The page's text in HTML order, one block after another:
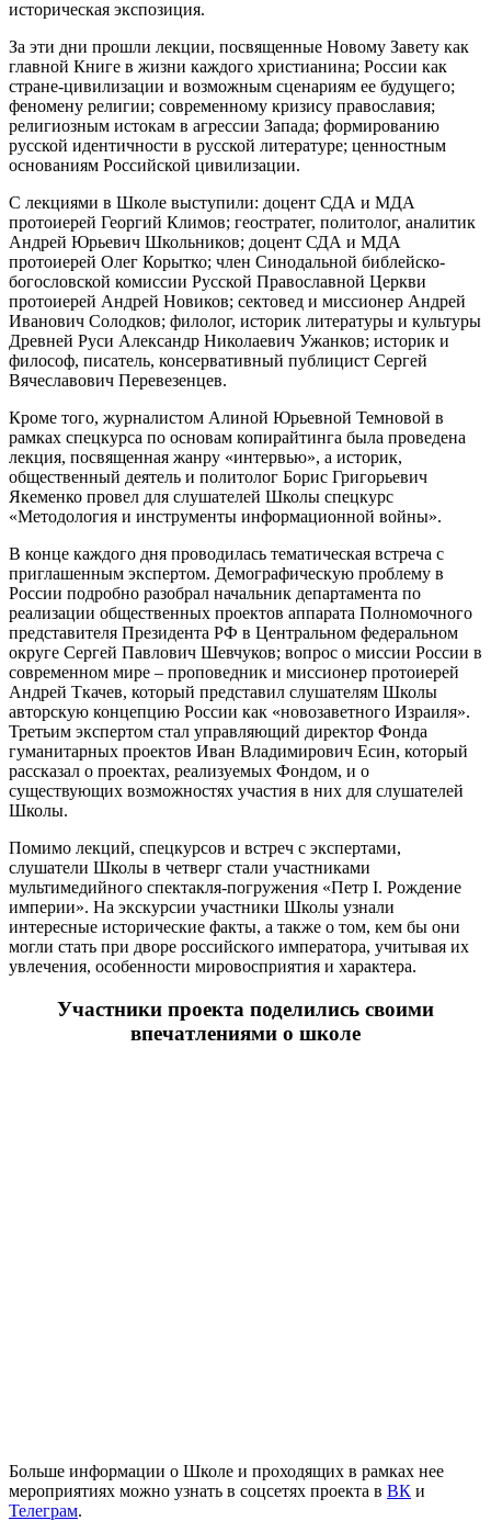
историческая экспозиция.
За эти дни прошли лекции, посвященные Новому Завету как
главной Книге в жизни каждого христианина; России как
стране-цивилизации и возможным сценариям ее будущего;
феномену религии; современному кризису православия;
религиозным истокам в агрессии Запада; формированию
русской идентичности в русской литературе; ценностным
основаниям Российской цивилизации.
С лекциями в Школе выступили: доцент СДА и МДА
протоиерей Георгий Климов; геостратег, политолог, аналитик
Андрей Юрьевич Школьников; доцент СДА и МДА
протоиерей Олег Корытко; член Синодальной библейско-
богословской комиссии Русской Православной Церкви
протоиерей Андрей Новиков; сектовед и миссионер Андрей
Иванович Солодков; филолог, историк литературы и культуры
Древней Руси Александр Николаевич Ужанков; историк и
философ, писатель, консервативный публицист Сергей
Вячеславович Перевезенцев.
Кроме того, журналистом Алиной Юрьевной Темновой в
рамках спецкурса по основам копирайтинга была проведена
лекция, посвященная жанру «интервью», а историк,
общественный деятель и политолог Борис Григорьевич
Якеменко провел для слушателей Школы спецкурс
«Методология и инструменты информационной войны».
В конце каждого дня проводилась тематическая встреча с
приглашенным экспертом. Демографическую проблему в
России подробно разобрал начальник департамента по
реализации общественных проектов аппарата Полномочного
представителя Президента РФ в Центральном федеральном
округе Сергей Павлович Шевчуков; вопрос о миссии России в
современном мире – проповедник и миссионер протоиерей
Андрей Ткачев, который представил слушателям Школы
авторскую концепцию России как «новозаветного Израиля».
Третьим экспертом стал управляющий директор Фонда
гуманитарных проектов Иван Владимирович Есин, который
рассказал о проектах, реализуемых Фондом, и о
существующих возможностях участия в них для слушателей
Школы.
Помимо лекций, спецкурсов и встреч с экспертами,
слушатели Школы в четверг стали участниками
мультимедийного спектакля-погружения «Петр I. Рождение
империи». На экскурсии участники Школы узнали
интересные исторические факты, а также о том, кем бы они
могли стать при дворе российского императора, учитывая их
увлечения, особенности мировосприятия и характера.
Участники проекта поделились своими
впечатлениями о школе
Больше информации о Школе и проходящих в рамках нее
мероприятиях можно узнать в соцсетях проекта в ВК и
Телеграм.